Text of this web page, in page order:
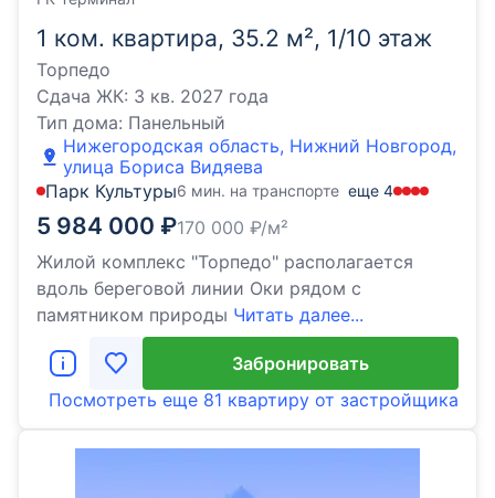
1 ком. квартира, 35.2 м², 1/10 этаж
Торпедо
Сдача ЖК: 3 кв. 2027 года
Тип дома: Панельный
Нижегородская область, Нижний Новгород,
улица Бориса Видяева
Парк Культуры6 мин. на транспорте еще 4
5 984 000 ₽170 000 ₽/м²
Жилой комплекс "Торпедо" располагается
вдоль береговой линии Оки рядом с
памятником природы Читать далее...
Забронировать
Посмотреть еще 81 квартиру от застройщика